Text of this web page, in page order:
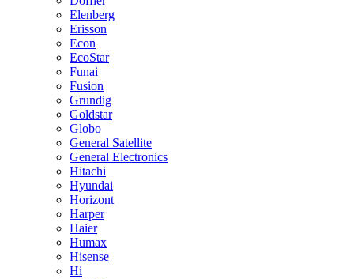
Elenberg
Erisson
Econ
EcoStar
Funai
Fusion
Grundig
Goldstar
Globo
General Satellite
General Electronics
Hitachi
Hyundai
Horizont
Harper
Haier
Humax
Hisense
Hi